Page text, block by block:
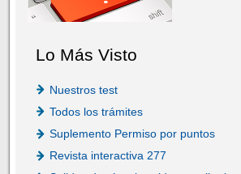
Lo Más Visto
Nuestros test
Todos los trámites
Suplemento Permiso por puntos
Revista interactiva 277